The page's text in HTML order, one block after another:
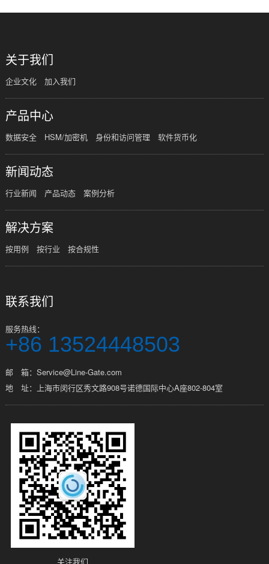
关于我们
企业文化 加入我们
产品中心
数据安全 HSM/加密机 身份和访问管理 软件货币化
新闻动态
行业新闻 产品动态 案例分析
解决方案
按用例 按行业 按合规性
联系我们
服务热线：
+86 13524448503
邮 箱：Service@Line-Gate.com
地 址：上海市闵行区秀文路908号诺德国际中心A座802-804室
关注我们